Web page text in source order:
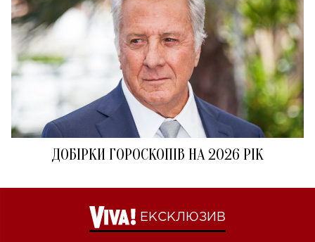
ДОБІРКИ ГОРОСКОПІВ НА 2026 РІК
ЕКСКЛЮЗИВ